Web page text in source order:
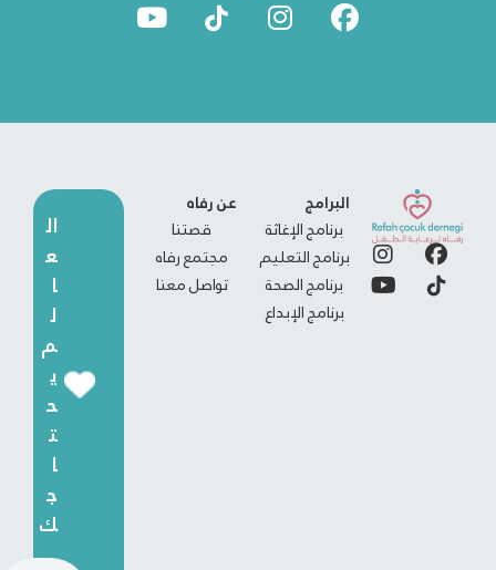
البرامج
برنامج الإغاثة
برنامج التعليم
برنامج الصحة
برنامج الإبداع
عن رفاه
قصتنا
مجتمع رفاه
تواصل معنا
ال
ع
ا
ل
م
ي
ح
ت
ا
ج
ك